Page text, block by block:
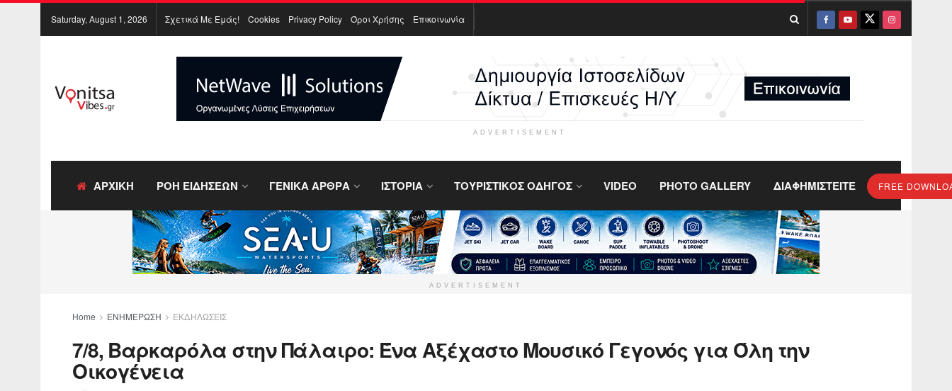
Saturday, August 1, 2026 Σχετικά Με Εμάς! Cookies Privacy Policy Όροι Χρήσης Επικοινωνία
ADVERTISEMENT
ΑΡΧΙΚΗ ΡΟΗ ΕΙΔΗΣΕΩΝ ΓΕΝΙΚΑ ΑΡΘΡΑ ΙΣΤΟΡΙΑ ΤΟΥΡΙΣΤΙΚΟΣ ΟΔΗΓΟΣ VIDEO PHOTO GALLERY ΔΙΑΦΗΜΙΣΤΕΙΤΕ FREE
ADVERTISEMENT
Home ΕΝΗΜΕΡΩΣΗ ΕΚΔΗΛΩΣΕΙΣ
7/8, Βαρκαρόλα στην Πάλαιρο: Ένα Αξέχαστο Μουσικό Γεγονός για Όλη την
Οικογένεια